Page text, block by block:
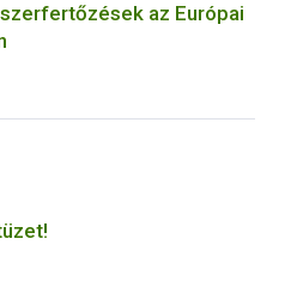
az Európai